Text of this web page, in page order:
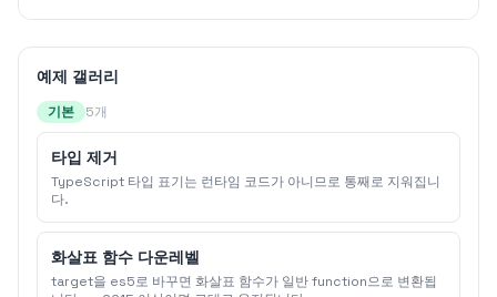
예제 갤러리
기본 5개
타입 제거
TypeScript 타입 표기는 런타임 코드가 아니므로 통째로 지워집니
다.
화살표 함수 다운레벨
target을 es5로 바꾸면 화살표 함수가 일반 function으로 변환됩